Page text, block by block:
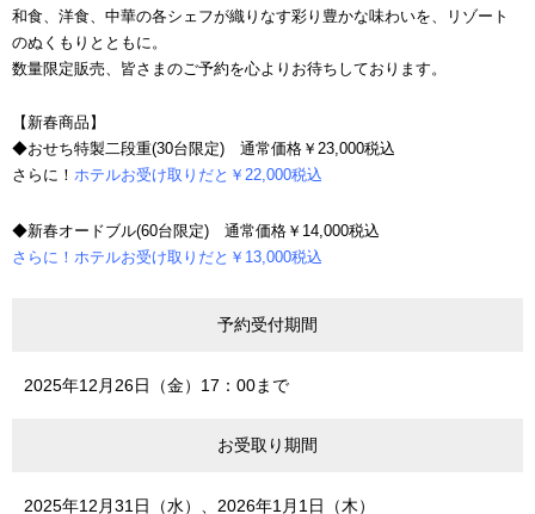
和食、洋食、中華の各シェフが織りなす彩り豊かな味わいを、リゾート
のぬくもりとともに。
数量限定販売、皆さまのご予約を心よりお待ちしております。
【新春商品】
◆おせち特製二段重(30台限定) 通常価格￥23,000税込
さらに！ ホテルお受け取りだと￥22,000税込
◆新春オードブル(60台限定) 通常価格￥14,000税込
さらに！ホテルお受け取りだと￥13,000税込
予約受付期間
2025年12月26日（金）17：00まで
お受取り期間
2025年12月31日（水）、2026年1月1日（木）